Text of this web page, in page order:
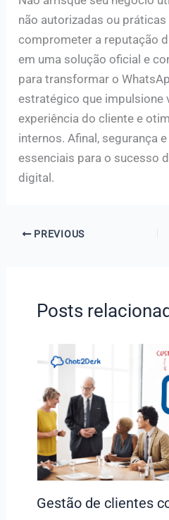
não autorizadas ou
comprometer a reputação
em uma solução oficial e
para transformar o
estratégico que impulsione
experiência do cliente e
internos. Afinal, segurança
essenciais para o sucesso
digital.
PREVIOUS
Posts
Gestão de clientes